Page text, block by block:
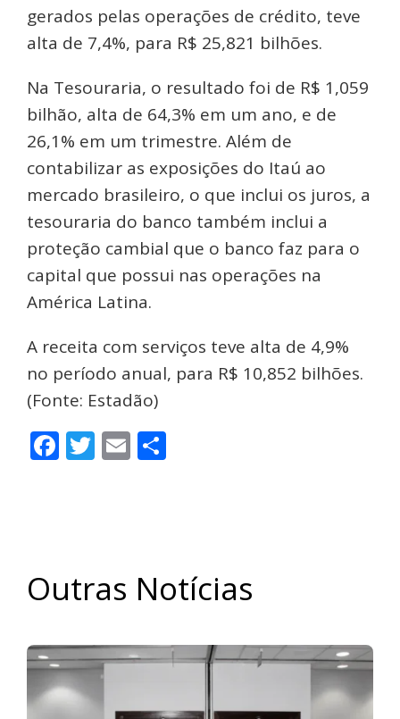
gerados pelas operações de crédito, teve
alta de 7,4%, para R$ 25,821 bilhões.
Na Tesouraria, o resultado foi de R$ 1,059
bilhão, alta de 64,3% em um ano, e de
26,1% em um trimestre. Além de
contabilizar as exposições do Itaú ao
mercado brasileiro, o que inclui os juros, a
tesouraria do banco também inclui a
proteção cambial que o banco faz para o
capital que possui nas operações na
América Latina.
A receita com serviços teve alta de 4,9%
no período anual, para R$ 10,852 bilhões.
(Fonte: Estadão)
Facebook
Twitter
Email
Outras Notícias